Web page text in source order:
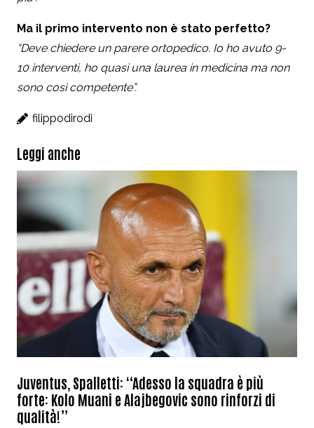
Ma il primo intervento non è stato perfetto?
“Deve chiedere un parere ortopedico. Io ho avuto 9-
10 interventi, ho quasi una laurea in medicina ma non
sono così competente”.
filippodirodi
Leggi anche
Juventus, Spalletti: “Adesso la squadra è più
forte: Kolo Muani e Alajbegovic sono rinforzi di
qualità!”